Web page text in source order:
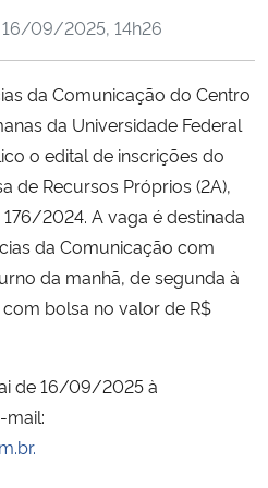
Direitos Humanos
16/09/2025, 14h26
da Comunicação do Centro
da Universidade Federal
o edital de inscrições do
de Recursos Próprios (2A),
2024. A vaga é destinada
da Comunicação com
da manhã, de segunda à
com bolsa no valor de R$
de 16/09/2025 à